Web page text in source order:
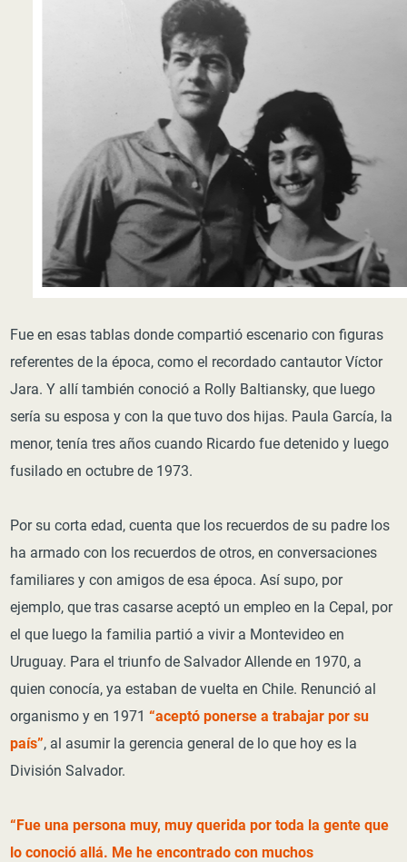
Fue en esas tablas donde compartió escenario con figuras
referentes de la época, como el recordado cantautor Víctor
Jara. Y allí también conoció a Rolly Baltiansky, que luego
sería su esposa y con la que tuvo dos hijas. Paula García, la
menor, tenía tres años cuando Ricardo fue detenido y luego
fusilado en octubre de 1973.
Por su corta edad, cuenta que los recuerdos de su padre los
ha armado con los recuerdos de otros, en conversaciones
familiares y con amigos de esa época. Así supo, por
ejemplo, que tras casarse aceptó un empleo en la Cepal, por
el que luego la familia partió a vivir a Montevideo en
Uruguay. Para el triunfo de Salvador Allende en 1970, a
quien conocía, ya estaban de vuelta en Chile. Renunció al
organismo y en 1971“aceptó ponerse a trabajar por su
país”, al asumir la gerencia general de lo que hoy es la
División Salvador.
“Fue una persona muy, muy querida por toda la gente que
lo conoció allá. Me he encontrado con muchos